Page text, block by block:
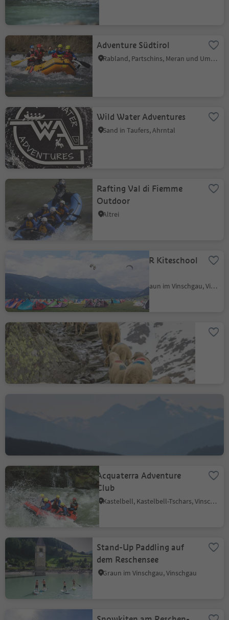
Adventure Südtirol
Rabland, Partschins, Meran und Umgebung
Wild Water Adventures
Sand in Taufers, Ahrntal
Rafting Val di Fiemme
Outdoor
Altrei
PROBOARDER Kiteschool
Langtaufers, Graun im Vinschgau, Vinschgau
Transhumanz
Vernagt, Schnals, Vinschgau
Caramba Kiteschule
Acquaterra Adventure
Club
Kastelbell, Kastelbell-Tschars, Vinschgau
Stand-Up Paddling auf
dem Reschensee
Graun im Vinschgau, Vinschgau